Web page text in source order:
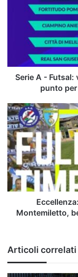
la
Roma.
per
il
Melilli,
pari
San
Giuseppe
Serie A - Futsal:
punto
Eccellenza:
tornano
al
successo
Lioni
e
Montemiletto,
bene
il
Cervinara.
Cadono
Montemiletto,
Articoli correlati